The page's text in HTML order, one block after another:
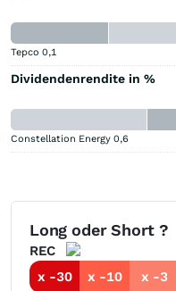
Tepco 0,1
Dividendenrendite in %
Constellation Energy 0,6
Long oder Short ?
REC
x -30
x -10 x -3